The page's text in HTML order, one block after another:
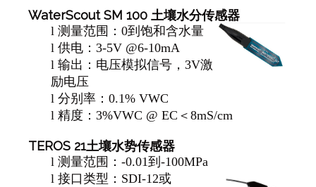
WaterScout SM 100 土壤水分传感器
l 测量范围：0到饱和含水量
l 供电：3-5V @6-10mA
l 输出：电压模拟信号，3V激
励电压
l 分别率：0.1% VWC
l 精度：3%VWC @ EC＜8mS/cm
TEROS 21土壤水势传感器
l 测量范围：-0.01到-100MPa
l 接口类型：SDI-12或